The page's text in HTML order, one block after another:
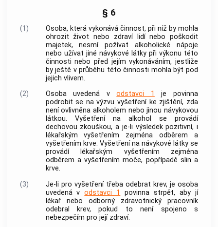
§ 6
(1)
Osoba, která vykonává činnost, při níž by mohla
ohrozit život nebo zdraví lidí nebo poškodit
majetek, nesmí požívat alkoholické nápoje
nebo užívat jiné návykové látky při výkonu této
činnosti nebo před jejím vykonáváním, jestliže
by ještě v průběhu této činnosti mohla být pod
jejich vlivem.
(2)
Osoba uvedená vodstavci 1
je povinna
podrobit se na výzvu vyšetření ke zjištění, zda
není ovlivněna alkoholem nebo jinou návykovou
látkou. Vyšetření na alkohol se provádí
dechovou zkouškou, a je-li výsledek pozitivní, i
lékařským vyšetřením zejména odběrem a
vyšetřením krve. Vyšetření na návykové látky se
provádí lékařským vyšetřením zejména
odběrem a vyšetřením moče, popřípadě slin a
krve.
(3)
Je-li pro vyšetření třeba odebrat krev, je osoba
uvedená vodstavci 1
povinna strpět, aby jí
lékař nebo odborný zdravotnický pracovník
odebral krev, pokud to není spojeno s
nebezpečím pro její zdraví.